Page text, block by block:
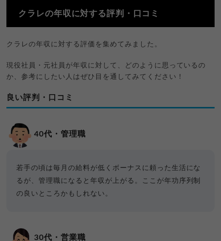
クラレの年収に対する評判・口コミ
クラレの年収に対する評価を集めてみました。
現役社員・元社員が年収に対して、どのように思っているの
か、参考にしたい人はぜひ目を通してみてください！
良い評判・口コミ
40代・管理職
若手の頃は毎月の給料が低くボーナスに頼った生活にな
るが、管理職になると年収が上がる。ここが年功序列制
の良いところかもしれない。
30代・営業職